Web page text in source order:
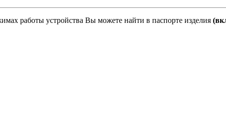
работы устройства Вы можете найти в паспорте изделия